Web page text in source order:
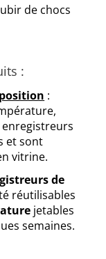
de chocs
:
:
et sont
vitrine.
de
réutilisables
jetables
semaines.